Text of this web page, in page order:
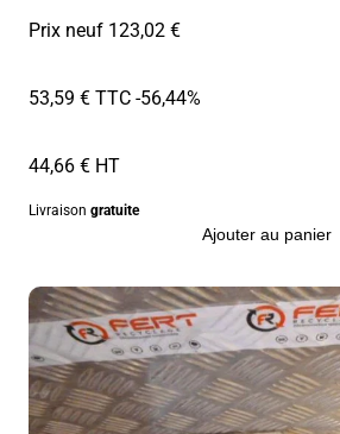
Prix neuf 123,02 €
53,59 € TTC-56,44%
44,66 € HT
Livraison gratuite
Ajouter au panier